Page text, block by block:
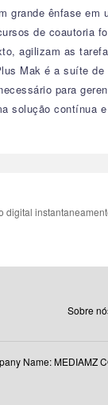
grande ênfase
de coautoria
agilizam as
Mak é a suíte
para
solução contínua
digital
Sobre
Name: MEDIAMZ